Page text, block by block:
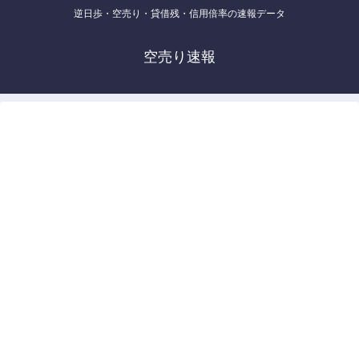
逆日歩・空売り・貸借残・信用倍率の速報データ
空売り速報